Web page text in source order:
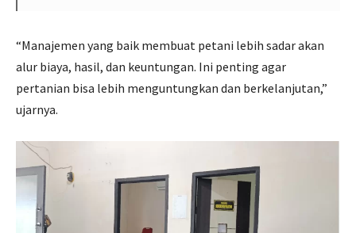
“Manajemen yang baik membuat petani lebih sadar akan
alur biaya, hasil, dan keuntungan. Ini penting agar
pertanian bisa lebih menguntungkan dan berkelanjutan,”
ujarnya.